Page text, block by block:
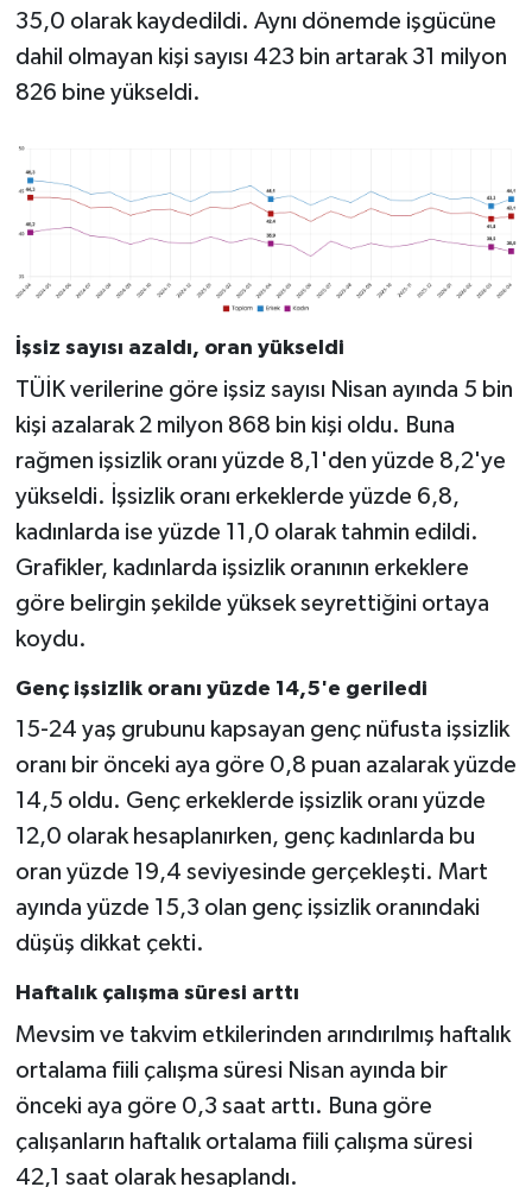
35,0 olarak kaydedildi. Aynı dönemde işgücüne
dahil olmayan kişi sayısı 423 bin artarak 31 milyon
826 bine yükseldi.
İşsiz sayısı azaldı, oran yükseldi
TÜİK verilerine göre işsiz sayısı Nisan ayında 5 bin
kişi azalarak 2 milyon 868 bin kişi oldu. Buna
rağmen işsizlik oranı yüzde 8,1'den yüzde 8,2'ye
yükseldi. İşsizlik oranı erkeklerde yüzde 6,8,
kadınlarda ise yüzde 11,0 olarak tahmin edildi.
Grafikler, kadınlarda işsizlik oranının erkeklere
göre belirgin şekilde yüksek seyrettiğini ortaya
koydu.
Genç işsizlik oranı yüzde 14,5'e geriledi
15-24 yaş grubunu kapsayan genç nüfusta işsizlik
oranı bir önceki aya göre 0,8 puan azalarak yüzde
14,5 oldu. Genç erkeklerde işsizlik oranı yüzde
12,0 olarak hesaplanırken, genç kadınlarda bu
oran yüzde 19,4 seviyesinde gerçekleşti. Mart
ayında yüzde 15,3 olan genç işsizlik oranındaki
düşüş dikkat çekti.
Haftalık çalışma süresi arttı
Mevsim ve takvim etkilerinden arındırılmış haftalık
ortalama fiili çalışma süresi Nisan ayında bir
önceki aya göre 0,3 saat arttı. Buna göre
çalışanların haftalık ortalama fiili çalışma süresi
42,1 saat olarak hesaplandı.